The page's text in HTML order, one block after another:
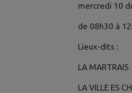
mercredi 10
de 08h30 à
Lieux-dits :
LA MARTRAIS
LA VILLE ES